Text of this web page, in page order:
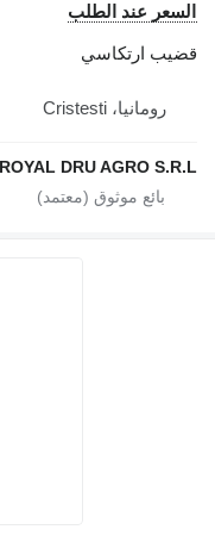
السعر عند الطلب
قضيب ارتكاسي
رومانيا، Cristesti
ROYAL DRU AGRO S.R.L.